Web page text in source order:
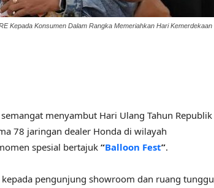
Kepada Konsumen Dalam Rangka Memeriahkan Hari Kemerdekaan
menyambut Hari Ulang Tahun Republik
78 jaringan dealer Honda di wilayah
spesial bertajuk “Balloon Fest”.
pengunjung showroom dan ruang tunggu